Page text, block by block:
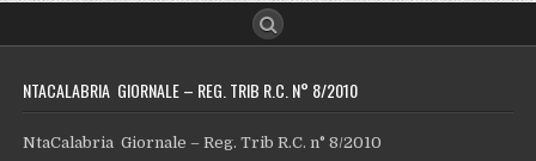
NTACALABRIA GIORNALE – REG. TRIB R.C. N° 8/2010
NtaCalabria Giornale – Reg. Trib R.C. n° 8/2010